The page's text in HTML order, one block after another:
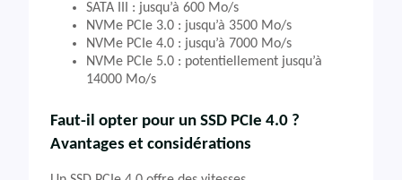
SATA III : jusqu’à 600 Mo/s
NVMe PCIe 3.0 : jusqu’à 3500 Mo/s
NVMe PCIe 4.0 : jusqu’à 7000 Mo/s
NVMe PCIe 5.0 : potentiellement jusqu’à
14000 Mo/s
Faut-il opter pour un SSD PCIe 4.0 ?
Avantages et considérations